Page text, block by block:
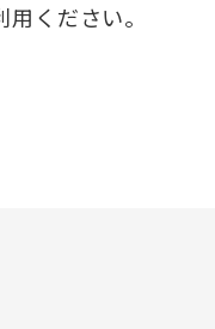
ください。